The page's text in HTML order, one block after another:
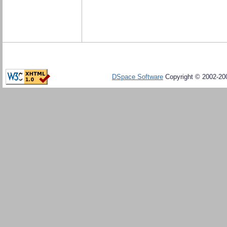
DSpace Software Copyright © 2002-